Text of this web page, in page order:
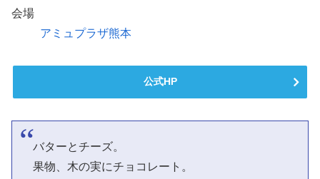
会場
アミュプラザ熊本
公式HP
バターとチーズ。
果物、木の実にチョコレート。